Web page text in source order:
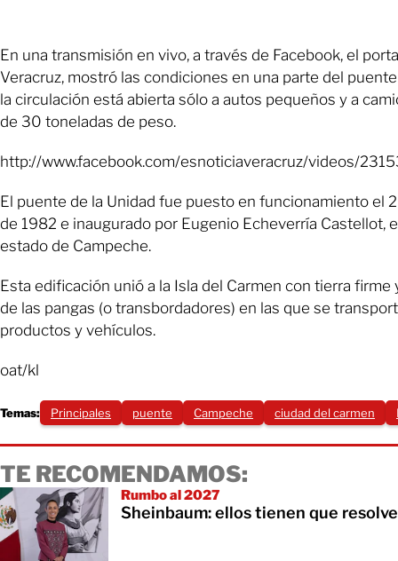
En una transmisión en vivo, a través de Facebook, el
Veracruz, mostró las condiciones en una parte del
la circulación está abierta sólo a autos pequeños y a
de 30 toneladas de peso.
http://www.facebook.com/esnoticiaveracruz/videos/
El puente de la Unidad fue puesto en funcionamiento el
de 1982 e inaugurado por Eugenio Echeverría Castellot,
estado de Campeche.
Esta edificación unió a la Isla del Carmen con tierra firme
de las pangas (o transbordadores) en las que se
productos y vehículos.
oat/kl
Temas: Principales puente Campeche ciudad del carmen
TE RECOMENDAMOS:
Rumbo al 2027
Sheinbaum: ellos tienen que